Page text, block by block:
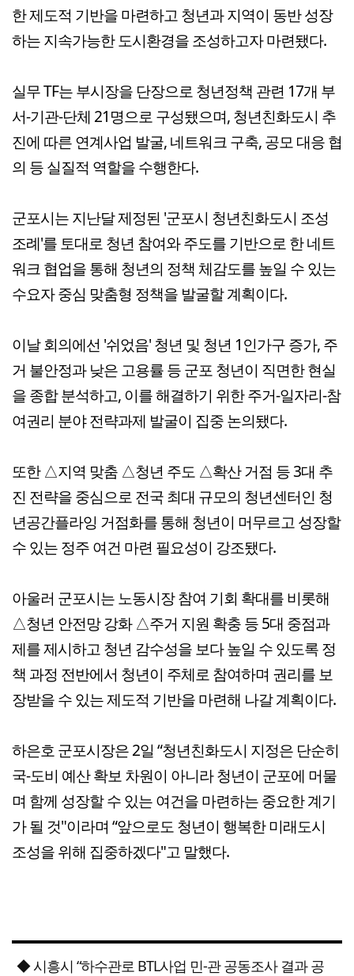
한 제도적 기반을 마련하고 청년과 지역이 동반 성장
하는 지속가능한 도시환경을 조성하고자 마련됐다.
실무 TF는 부시장을 단장으로 청년정책 관련 17개 부
서-기관-단체 21명으로 구성됐으며, 청년친화도시 추
진에 따른 연계사업 발굴, 네트워크 구축, 공모 대응 협
의 등 실질적 역할을 수행한다.
군포시는 지난달 제정된 '군포시 청년친화도시 조성
조례'를 토대로 청년 참여와 주도를 기반으로 한 네트
워크 협업을 통해 청년의 정책 체감도를 높일 수 있는
수요자 중심 맞춤형 정책을 발굴할 계획이다.
이날 회의에선 '쉬었음' 청년 및 청년 1인가구 증가, 주
거 불안정과 낮은 고용률 등 군포 청년이 직면한 현실
을 종합 분석하고, 이를 해결하기 위한 주거-일자리-참
여권리 분야 전략과제 발굴이 집중 논의됐다.
또한 △지역 맞춤 △청년 주도 △확산 거점 등 3대 추
진 전략을 중심으로 전국 최대 규모의 청년센터인 청
년공간플라잉 거점화를 통해 청년이 머무르고 성장할
수 있는 정주 여건 마련 필요성이 강조됐다.
아울러 군포시는 노동시장 참여 기회 확대를 비롯해
△청년 안전망 강화 △주거 지원 확충 등 5대 중점과
제를 제시하고 청년 감수성을 보다 높일 수 있도록 정
책 과정 전반에서 청년이 주체로 참여하며 권리를 보
장받을 수 있는 제도적 기반을 마련해 나갈 계획이다.
하은호 군포시장은 2일 “청년친화도시 지정은 단순히
국-도비 예산 확보 차원이 아니라 청년이 군포에 머물
며 함께 성장할 수 있는 여건을 마련하는 중요한 계기
가 될 것"이라며 “앞으로도 청년이 행복한 미래도시
조성을 위해 집중하겠다"고 말했다.
◆ 시흥시 “하수관로 BTL사업 민-관 공동조사 결과 공